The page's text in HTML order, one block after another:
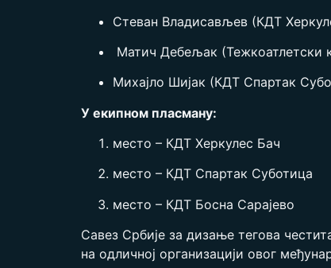
Стеван Владисављев (КДТ
Матич Дебељак (Тежкоатлетски
Михајло Шијак (КДТ Спартак
У екипном пласману:
место – КДТ Херкулес Бач
место – КДТ Спартак Суботица
место – КДТ Босна Сарајево
Савез Србије за дизање тегова
на одличној организацији овог